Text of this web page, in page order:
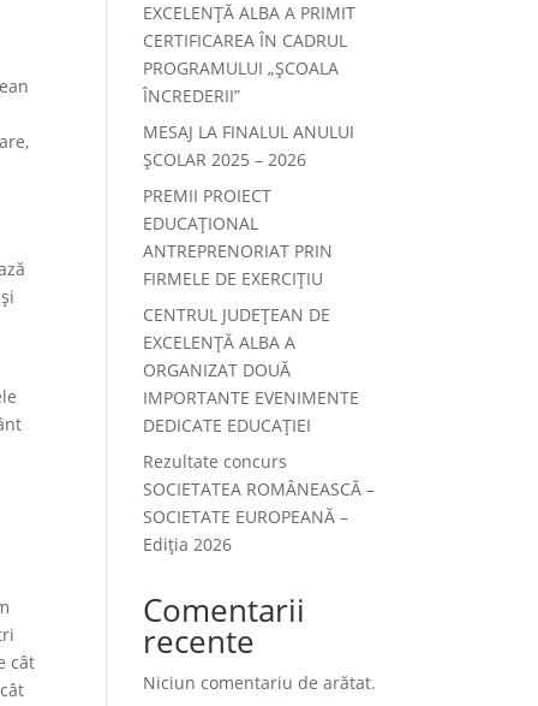
cât
EXCELENȚĂ ALBA A PRIMIT
CERTIFICAREA ÎN CADRUL
PROGRAMULUI „ȘCOALA
ÎNCREDERII”
MESAJ LA FINALUL ANULUI
ȘCOLAR 2025 – 2026
PREMII PROIECT
EDUCAȚIONAL
ANTREPRENORIAT PRIN
FIRMELE DE EXERCIȚIU
CENTRUL JUDEȚEAN DE
EXCELENȚĂ ALBA A
ORGANIZAT DOUĂ
IMPORTANTE EVENIMENTE
DEDICATE EDUCAȚIEI
Rezultate concurs
SOCIETATEA ROMÂNEASCĂ –
SOCIETATE EUROPEANĂ –
Ediția 2026
Comentarii
recente
Niciun comentariu de arătat.